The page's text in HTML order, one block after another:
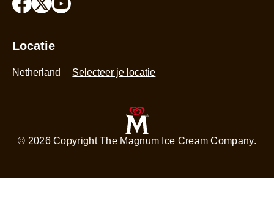
Locatie
Netherland Selecteer je locatie
© 2026 Copyright The Magnum Ice Cream Company.